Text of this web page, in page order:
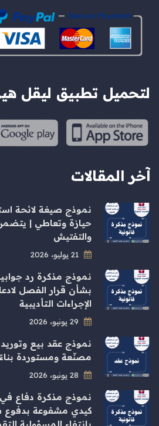
لتحميل تطبيق ليقل
آخر المقالات
نموذج صيغة لائحة
حيازة وتعاطي |
والتفتيش
نموذج مذكرة رد
بشأن قرار الفصل
الإجراءات التأديبية
نموذج عقد بيع
مصنّعة ومستوردة
نموذج مذكرة دفاع
كيدي مشفوعة بدفوع